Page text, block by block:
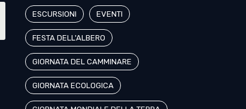
ESCURSIONI EVENTI
FESTA DELL'ALBERO
GIORNATA DEL CAMMINARE
GIORNATA ECOLOGICA